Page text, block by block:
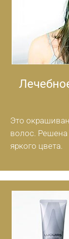
Это
волос. Решена
яркого цвета.